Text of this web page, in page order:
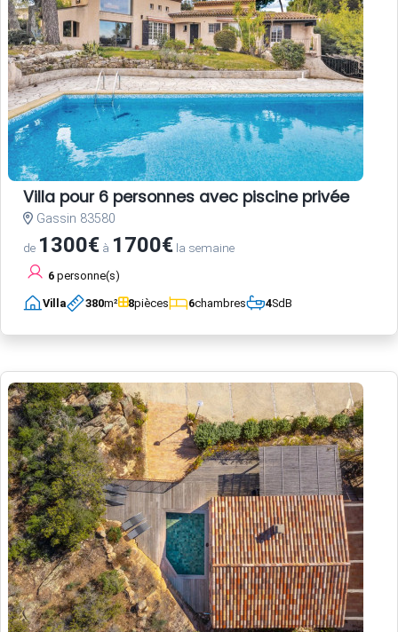
Villa pour 6 personnes avec piscine privée
Gassin 83580
de 1300€ à 1700€ la semaine
6 personne(s)
Villa 380m² 8pièces 6chambres 4SdB